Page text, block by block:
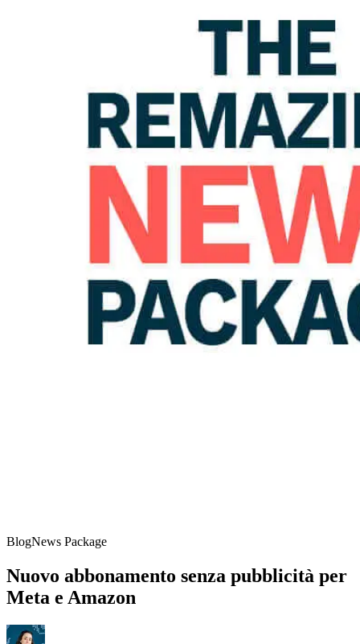
BlogNews Package
Nuovo abbonamento senza pubblicità per
Meta e Amazon